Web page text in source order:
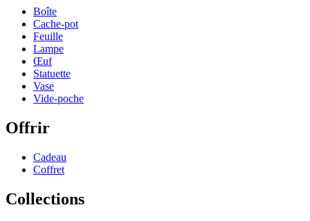
Boîte
Cache-pot
Feuille
Lampe
Œuf
Statuette
Vase
Vide-poche
Offrir
Cadeau
Coffret
Collections